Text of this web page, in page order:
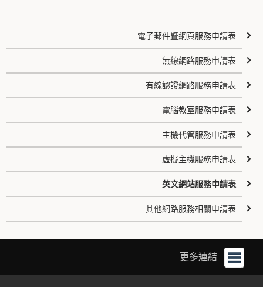
電子郵件暨網頁服務申請表
無線網路服務申請表
有線認證網路服務申請表
電腦教室服務申請表
主機代管服務申請表
虛擬主機服務申請表
英文網站服務申請表
其他網路服務相關申請表
更多連結